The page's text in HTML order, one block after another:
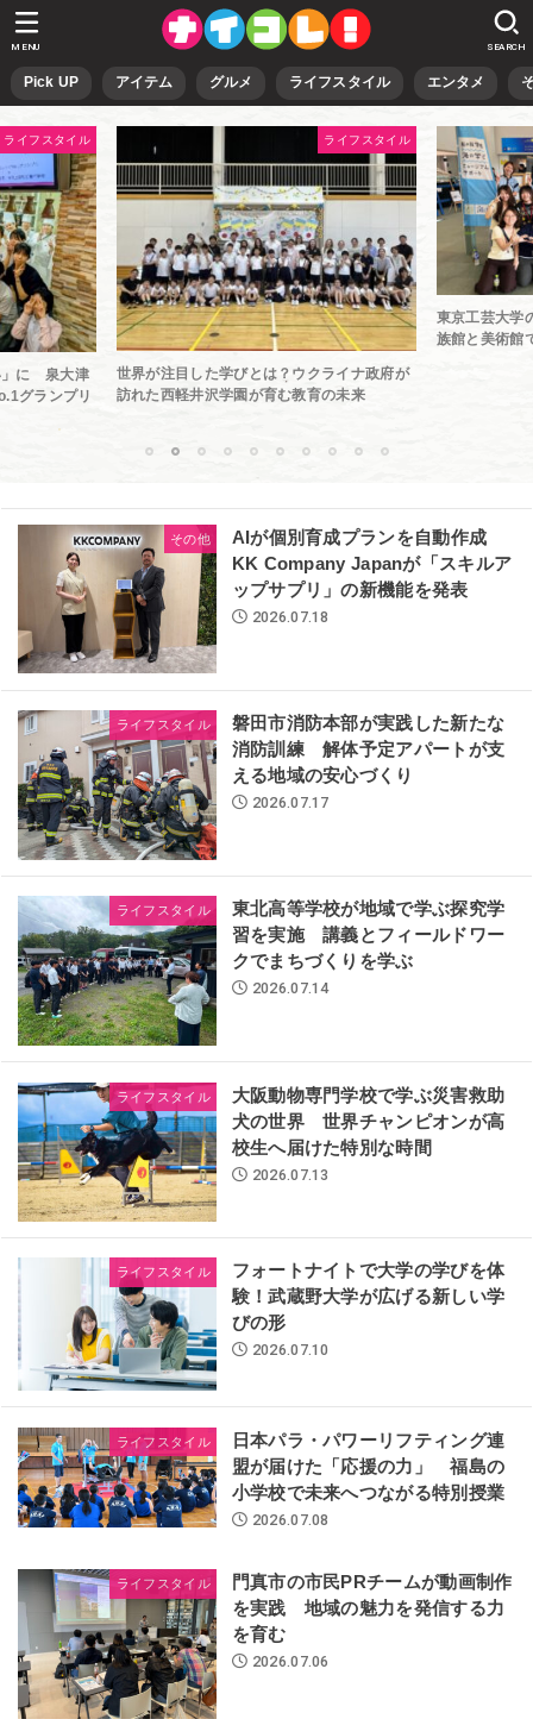
Pick UP アイテム グルメ ライフスタイル エンタメ
SEARCH
MENU
ライフスタイル
」に 泉大津
グランプリ
ライフスタイル
世界が注目した学びとは？ウクライナ政府が
訪れた西軽井沢学園が育む教育の未来
東京工芸大学
族館と美術館
その他
AIが個別育成プランを自動作成
KK Company Japanが「スキルア
ップサプリ」の新機能を発表
2026.07.18
ライフスタイル
磐田市消防本部が実践した新たな
消防訓練 解体予定アパートが支
える地域の安心づくり
2026.07.17
ライフスタイル
東北高等学校が地域で学ぶ探究学
習を実施 講義とフィールドワー
クでまちづくりを学ぶ
2026.07.14
ライフスタイル
大阪動物専門学校で学ぶ災害救助
犬の世界 世界チャンピオンが高
校生へ届けた特別な時間
2026.07.13
ライフスタイル
フォートナイトで大学の学びを体
験！武蔵野大学が広げる新しい学
びの形
2026.07.10
ライフスタイル
日本パラ・パワーリフティング連
盟が届けた「応援の力」 福島の
小学校で未来へつながる特別授業
2026.07.08
ライフスタイル
門真市の市民PRチームが動画制作
を実践 地域の魅力を発信する力
を育む
2026.07.06